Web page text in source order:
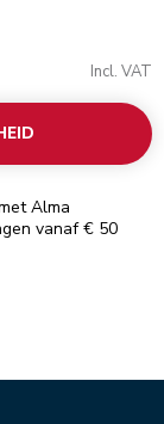
Incl. VAT
Alma
vanaf € 50